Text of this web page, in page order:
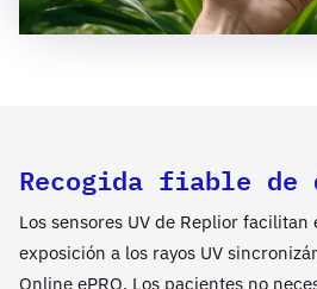
Recogida fiable de
Los sensores UV de Replior
exposición a los rayos UV
Online ePRO. Los pacientes no